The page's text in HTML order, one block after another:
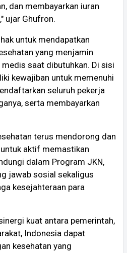
dan membayarkan iuran
ujar Ghufron.
untuk mendapatkan
yang menjamin
saat dibutuhkan. Di sisi
kewajiban untuk memenuhi
seluruh pekerja
serta membayarkan
terus mendorong dan
aktif memastikan
dalam Program JKN,
jawab sosial sekaligus
kesejahteraan para
kuat antara pemerintah,
Indonesia dapat
kesehatan yang